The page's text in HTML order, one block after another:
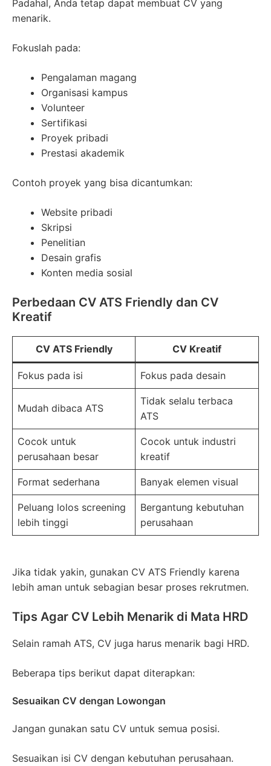
Padahal, Anda tetap dapat membuat CV yang
menarik.
Fokuslah pada:
Pengalaman magang
Organisasi kampus
Volunteer
Sertifikasi
Proyek pribadi
Prestasi akademik
Contoh proyek yang bisa dicantumkan:
Website pribadi
Skripsi
Penelitian
Desain grafis
Konten media sosial
Perbedaan CV ATS Friendly dan CV
Kreatif
CV ATS Friendly CV Kreatif
Fokus pada isi Fokus pada desain
Mudah dibaca ATS
Tidak selalu terbaca
ATS
Cocok untuk
perusahaan besar
Cocok untuk industri
kreatif
Format sederhana Banyak elemen visual
Peluang lolos screening
lebih tinggi
Bergantung kebutuhan
perusahaan
Jika tidak yakin, gunakan CV ATS Friendly karena
lebih aman untuk sebagian besar proses rekrutmen.
Tips Agar CV Lebih Menarik di Mata HRD
Selain ramah ATS, CV juga harus menarik bagi HRD.
Beberapa tips berikut dapat diterapkan:
Sesuaikan CV dengan Lowongan
Jangan gunakan satu CV untuk semua posisi.
Sesuaikan isi CV dengan kebutuhan perusahaan.